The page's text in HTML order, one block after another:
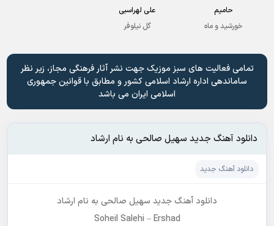
حامیم
خورشید و ماه
علی لهراسبی
گل نیلوفر
تمامی فعالیت های سبز موزیک جهت نشر آثار فرهنگی مجاز، زیر نظر
ساماندهی اداره ارشاد اسلامی کشور و مطابق با قوانین جمهوری
اسلامی ایران می باشد
دانلود آهنگ جدید سهیل صالحی به نام ارشاد
دانلود آهنگ جدید
دانلود آهنگ جدید سهیل صالحی به نام ارشاد
Soheil Salehi –Ershad